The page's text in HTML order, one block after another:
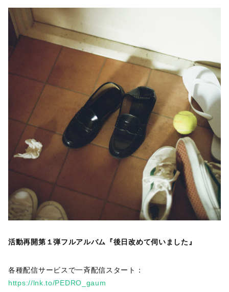
活動再開第１弾フルアルバム『後日改めて伺いました』
各種配信サービスで一斉配信スタート：
https://lnk.to/PEDRO_gaum